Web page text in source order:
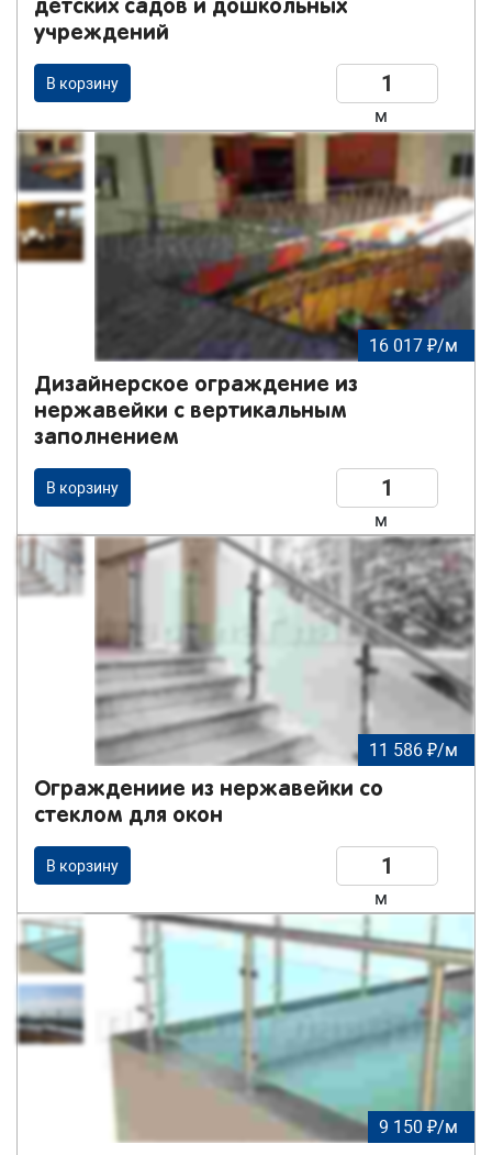
детских садов и дошкольных
учреждений
В корзину
м
16 017 ₽/м
Дизайнерское ограждение из
нержавейки с вертикальным
заполнением
В корзину
м
11 586 ₽/м
Ограждениие из нержавейки со
стеклом для окон
В корзину
м
9 150 ₽/м